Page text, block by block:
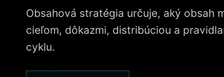
Obsahová stratégia určuje, aký obsah
cieľom, dôkazmi, distribúciou a
cyklu.